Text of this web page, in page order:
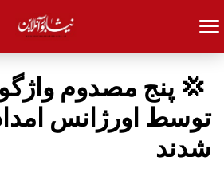
💢 پنج مصدوم
توسط اورژانس
شدند